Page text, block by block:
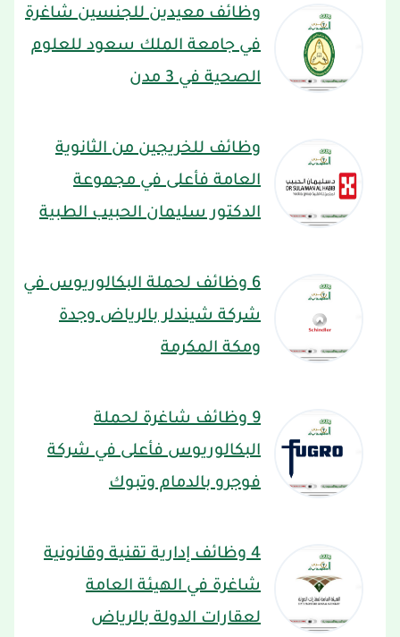
وظائف معيدين للجنسين شاغرة
في جامعة الملك سعود للعلوم
الصحية في 3 مدن
وظائف للخريجين من الثانوية
العامة فأعلى في مجموعة
الدكتور سليمان الحبيب الطبية
6 وظائف لحملة البكالوريوس في
شركة شيندلر بالرياض وجدة
ومكة المكرمة
9 وظائف شاغرة لحملة
البكالوريوس فأعلى في شركة
فوجرو بالدمام وتبوك
4 وظائف إدارية تقنية وقانونية
شاغرة في الهيئة العامة
لعقارات الدولة بالرياض